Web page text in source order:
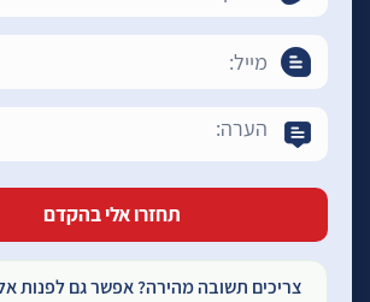
צריכים תשובה מהירה? אפשר גם לפנות